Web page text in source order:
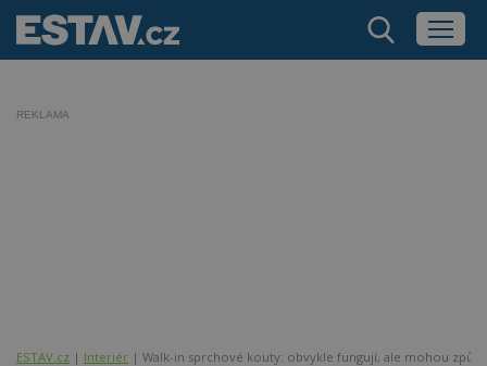
REKLAMA
ESTAV.cz Interiér Walk-in sprchové kouty: obvykle fungují, ale mohou